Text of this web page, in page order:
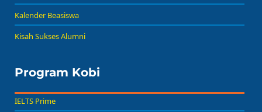
Kalender Beasiswa
Kisah Sukses Alumni
Program Kobi
IELTS Prime